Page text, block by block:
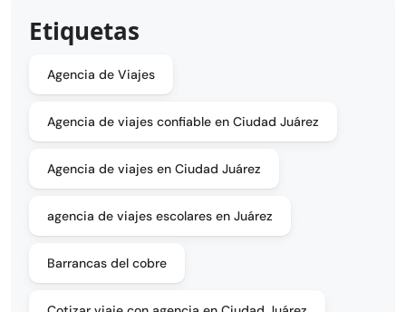
Etiquetas
Agencia de Viajes
Agencia de viajes confiable en Ciudad Juárez
Agencia de viajes en Ciudad Juárez
agencia de viajes escolares en Juárez
Barrancas del cobre